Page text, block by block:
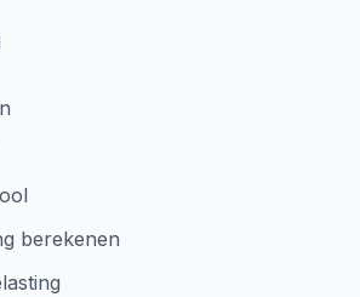
berekenen